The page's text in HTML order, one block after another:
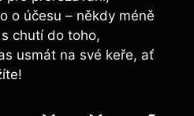
o⁢ účesu – někdy méně
chutí do toho,‍
usmát na své keře, ať